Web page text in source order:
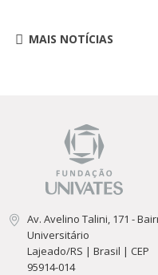
MAIS NOTÍCIAS
Av. Avelino Talini, 171 -
Universitário
Lajeado/RS | Brasil | CEP
95914-014